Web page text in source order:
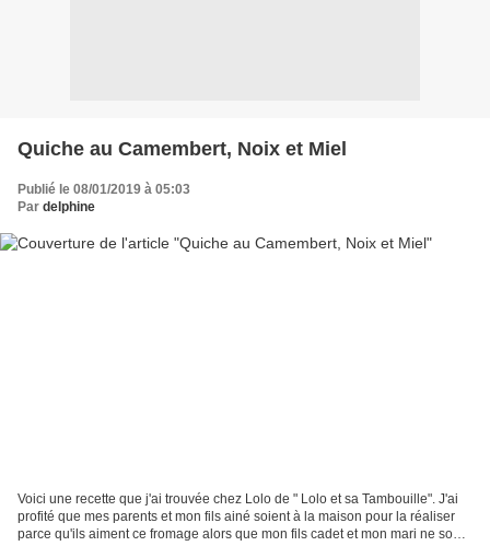
Quiche au Camembert, Noix et Miel
Publié le 08/01/2019 à 05:03
Par delphine
Voici une recette que j'ai trouvée chez Lolo de " Lolo et sa Tambouille". J'ai
profité que mes parents et mon fils ainé soient à la maison pour la réaliser
parce qu'ils aiment ce fromage alors que mon fils cadet et mon mari ne sont